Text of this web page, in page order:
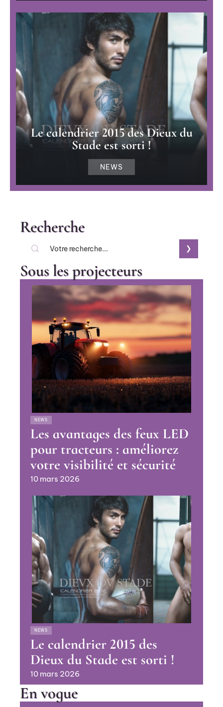
Le calendrier 2015 des Dieux du
Stade est sorti !
NEWS
Recherche
Sous les projecteurs
NEWS
Les avantages des feux LED
pour tracteurs : améliorez
votre visibilité et sécurité
10 mars 2026
NEWS
Le calendrier 2015 des
Dieux du Stade est sorti !
10 mars 2026
En vogue